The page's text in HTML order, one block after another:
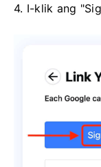
4. I-klik ang